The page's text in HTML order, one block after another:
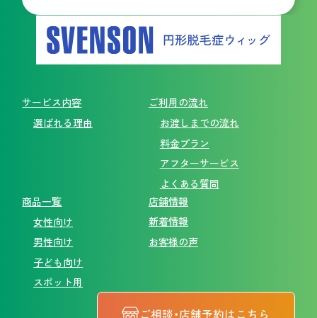
サービス内容
選ばれる理由
ご利用の流れ
お渡しまでの流れ
料金プラン
アフターサービス
よくある質問
商品一覧
女性向け
男性向け
子ども向け
スポット用
店舗情報
新着情報
お客様の声
ご相談・店舗予約はこちら